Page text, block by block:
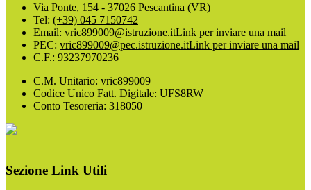
Via Ponte, 154 - 37026 Pescantina (VR)
Tel: (+39) 045 7150742
Email: vric899009@istruzione.itLink per inviare una mail
PEC: vric899009@pec.istruzione.itLink per inviare una mail
C.F.: 93237970236
C.M. Unitario: vric899009
Codice Unico Fatt. Digitale: UFS8RW
Conto Tesoreria: 318050
Sezione Link Utili